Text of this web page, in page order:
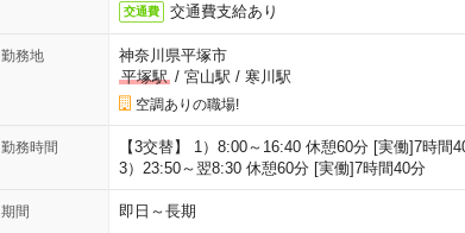
交通費 交通費支給あり
勤務地
神奈川県平塚市
平塚駅/ 宮山駅 / 寒川駅
空調ありの職場!
勤務時間
【3交替】 1）8:00～16:40 休憩60分 [実働]7時
3）23:50～翌8:30 休憩60分 [実働]7時間40分
期間 即日～長期